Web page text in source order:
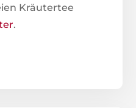
Kräutertee
.